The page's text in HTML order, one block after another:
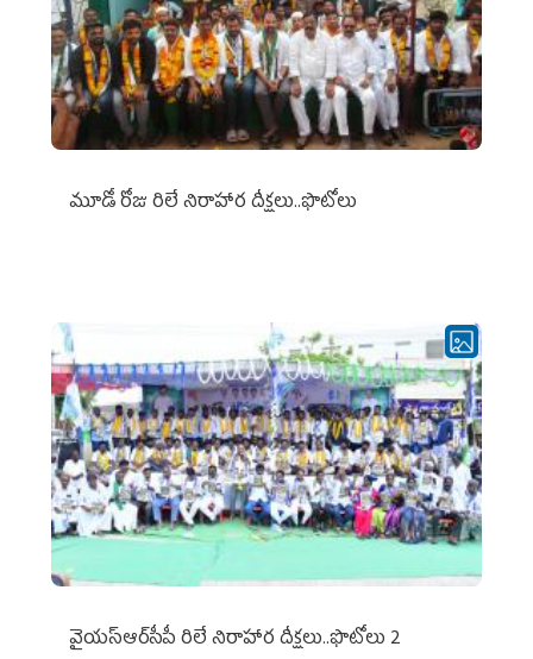
మూడో రోజు రిలే నిరాహార దీక్షలు..ఫొటోలు
వైయ‌స్ఆర్‌సీపీ రిలే నిరాహార దీక్షలు..ఫొటోలు 2